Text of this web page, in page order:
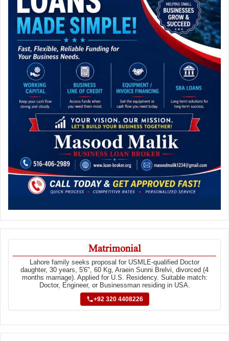
Matrimonial
Lahore family seeks proposal for USMLE-qualified Doctor
daughter, 30 years, 5'6", 60 Kg, Araein Sunni Brelvi, divorced (4
months marriage). Applied for U.S. Residency. Suitable match:
Doctor, Engineer, or Businessman residing in USA.
+92 320 4408226